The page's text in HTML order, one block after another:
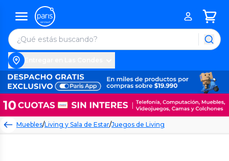
Muebles/Living y Sala de Estar/Juegos de Living